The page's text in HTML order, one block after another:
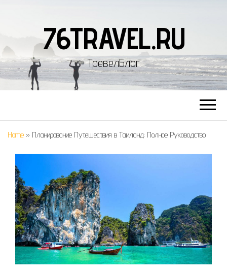
76TRAVEL.RU
ТревелБлог
Home » Планирование Путешествия в Таиланд: Полное Руководство